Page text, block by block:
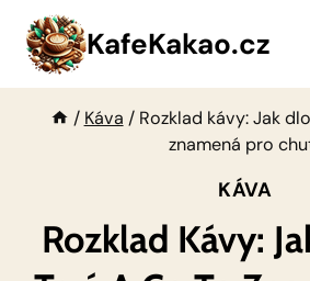
Přeskočit
obsah
KafeKakao.cz
/ Káva / Rozklad kávy: Jak
znamená pro
KÁVA
Rozklad Kávy: